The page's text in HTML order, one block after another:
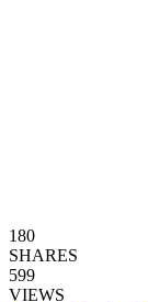
180
SHARES
599
VIEWS